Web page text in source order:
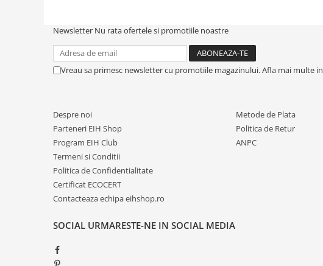
Newsletter Nu rata ofertele si promotiile noastre
Vreau sa primesc newsletter cu promotiile magazinului. Afla mai multe in
Despre noi
Parteneri EIH Shop
Program EIH Club
Termeni si Conditii
Politica de Confidentialitate
Certificat ECOCERT
Contacteaza echipa eihshop.ro
Metode de Plata
Politica de Retur
ANPC
SOCIAL URMARESTE-NE IN SOCIAL MEDIA